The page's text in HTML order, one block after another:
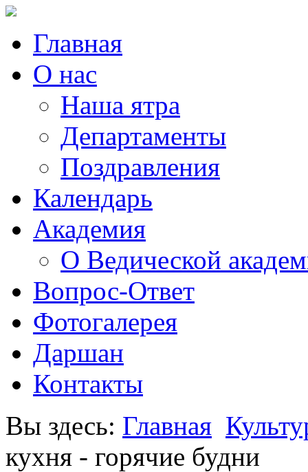
Главная
О нас
Наша ятра
Департаменты
Поздравления
Календарь
Академия
О Ведической
Вопрос-Ответ
Фотогалерея
Даршан
Контакты
Вы здесь: Главная
кухня - горячие будни